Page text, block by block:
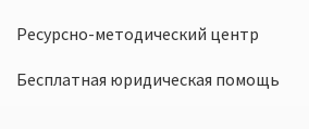
Ресурсно-методический центр
Бесплатная юридическая помощь